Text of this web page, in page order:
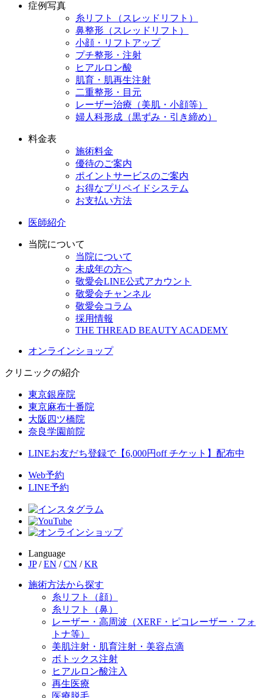
症例写真
糸リフト（スレッドリフト）
鼻整形（スレッドリフト）
小顔・リフトアップ
プチ整形・注射
ヒアルロン酸
肌育・肌再生注射
二重整形・目元
レーザー治療（美肌・小顔等）
婦人科形成（黒ずみ・引き締め）
料金表
施術料金
優待のご案内
ポイントサービスのご案内
お得なプリペイドシステム
お支払い方法
医師紹介
当院について
当院について
未成年の方へ
敬愛会LINE公式アカウント
敬愛会チャンネル
敬愛会コラム
採用情報
THE THREAD BEAUTY ACADEMY
オンラインショップ
クリニックの紹介
東京銀座院
東京麻布十番院
大阪四ツ橋院
奈良学園前院
LINEお友だち登録で【6,000円off チケット】配布中
Web予約
LINE予約
Language
JP / EN / CN / KR
施術方法から探す
糸リフト（顔）
糸リフト（鼻）
レーザー・高周波（XERF・ピコレーザー・フォ
トナ等）
美肌注射・肌育注射・美容点滴
ボトックス注射
ヒアルロン酸注入
再生医療
医療脱毛